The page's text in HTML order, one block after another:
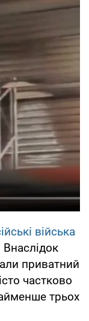
війська
приватний
частково
трьох